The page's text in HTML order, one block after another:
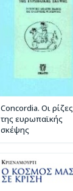
Concordia. Οι ρίζες
της ευρωπαϊκής
σκέψης